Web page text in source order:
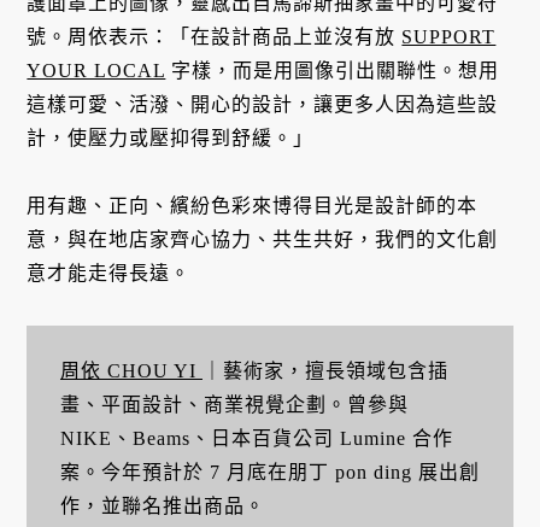
號。周依表示：「在設計商品上並沒有放 SUPPORT
YOUR LOCAL 字樣，而是用圖像引出關聯性。想用
這樣可愛、活潑、開心的設計，讓更多人因為這些設
計，使壓力或壓抑得到舒緩。」
用有趣、正向、繽紛色彩來博得目光是設計師的本
意，與在地店家齊心協力、共生共好，我們的文化創
意才能走得長遠。
周依 CHOU YI
｜藝術家，擅長領域包含插
畫、平面設計、商業視覺企劃。曾參與
NIKE、Beams、日本百貨公司 Lumine 合作
案。今年預計於 7 月底在朋丁 pon ding 展出創
作，並聯名推出商品。